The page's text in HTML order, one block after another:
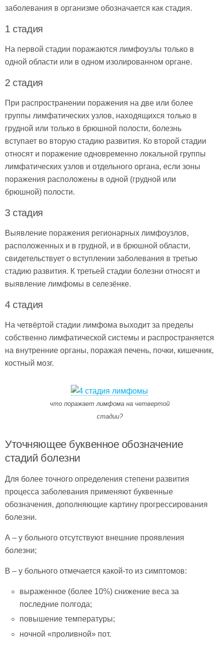
заболевания в организме обозначается как стадия.
1 стадия
На первой стадии поражаются лимфоузлы только в
одной области или в одном изолированном органе.
2 стадия
При распространении поражения на две или более
группы лимфатических узлов, находящихся только в
грудной или только в брюшной полости, болезнь
вступает во вторую стадию развития. Ко второй стадии
относят и поражение одновременно локальной группы
лимфатических узлов и отдельного органа, если зоны
поражения расположены в одной (грудной или
брюшной) полости.
3 стадия
Выявление поражения регионарных лимфоузлов,
расположенных и в грудной, и в брюшной области,
свидетельствует о вступлении заболевания в третью
стадию развития. К третьей стадии болезни относят и
выявление лимфомы в селезёнке.
4 стадия
На четвёртой стадии лимфома выходит за пределы
собственно лимфатической системы и распространяется
на внутренние органы, поражая печень, почки, кишечник,
костный мозг.
что поражает лимфома на четвертой
стадии?
Уточняющее буквенное обозначение
стадий болезни
Для более точного определения степени развития
процесса заболевания применяют буквенные
обозначения, дополняющие картину прогрессирования
болезни.
А – у больного отсутствуют внешние проявления
болезни;
В – у больного отмечается какой-то из симптомов:
выраженное (более 10%) снижение веса за
последние полгода;
повышение температуры;
ночной «проливной» пот.